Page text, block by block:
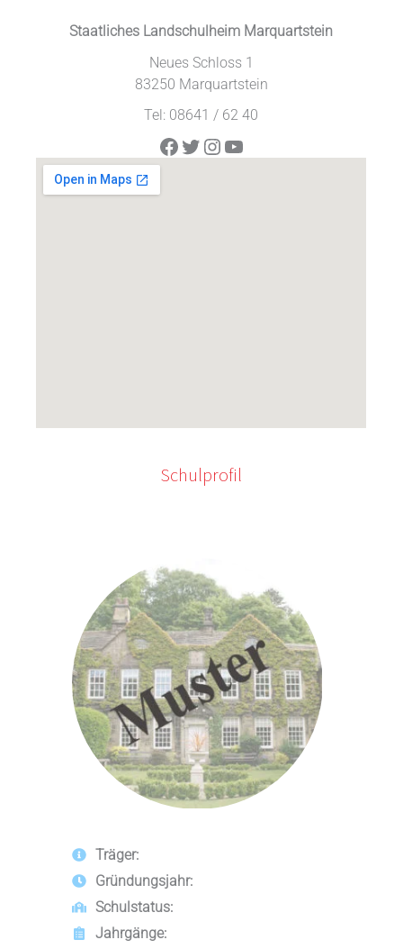
Staatliches Landschulheim Marquartstein
Neues Schloss 1
83250 Marquartstein
Tel: 08641 / 62 40
Facebook
Twitter
Instagram
YouTube
Schulprofil
Träger:
Gründungsjahr:
Schulstatus:
Jahrgänge: